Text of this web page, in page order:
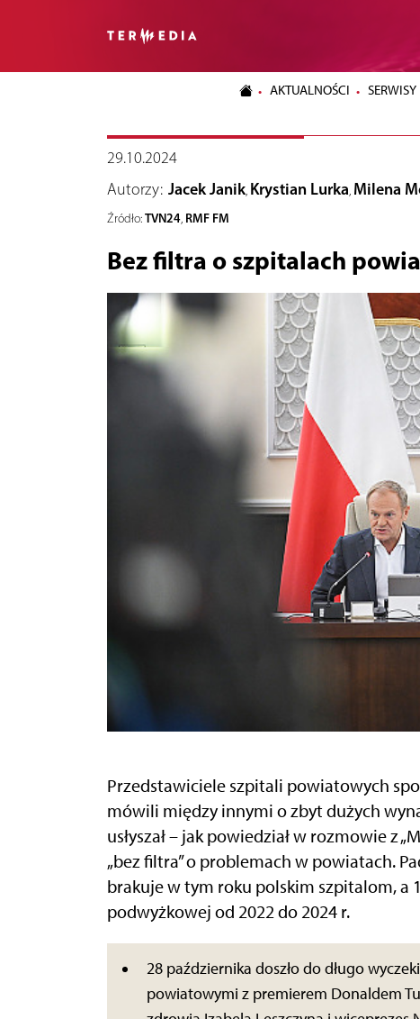
AKTUALNOŚCI SERWISY
29.10.2024
Autorzy: Jacek Janik, Krystian Lurka, Milena
Źródło: TVN24, RMF FM
Bez filtra o szpitalach
Przedstawiciele szpitali powiatowych
mówili między innymi o zbyt dużych
usłyszał – jak powiedział w rozmowie z
„bez filtra” o problemach w powiatach.
brakuje w tym roku polskim szpitalom, a
podwyżkowej od 2022 do 2024 r.
28 października doszło do długo
powiatowymi z premierem Donaldem